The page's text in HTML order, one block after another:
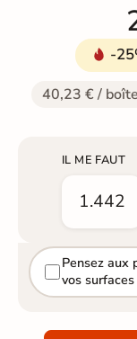
-
40,23 € / boîte
IL ME FAUT
Pensez aux
vos